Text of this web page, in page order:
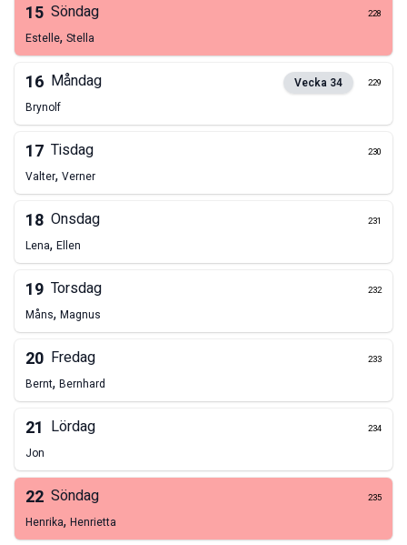
15 Söndag 228
Estelle, Stella
16 Måndag Vecka 34 229
Brynolf
17 Tisdag 230
Valter, Verner
18 Onsdag 231
Lena, Ellen
19 Torsdag 232
Måns, Magnus
20 Fredag 233
Bernt, Bernhard
21 Lördag 234
Jon
22 Söndag 235
Henrika, Henrietta